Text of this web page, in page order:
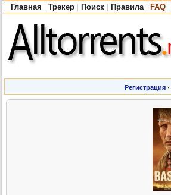
Главная Трекер Поиск Правила FAQ
Регистрация ·